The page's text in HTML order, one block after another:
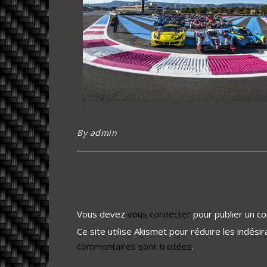
By admin
Vous devez vous connecter pour publier un
Ce site utilise Akismet pour réduire les
commentaires sont traitées.